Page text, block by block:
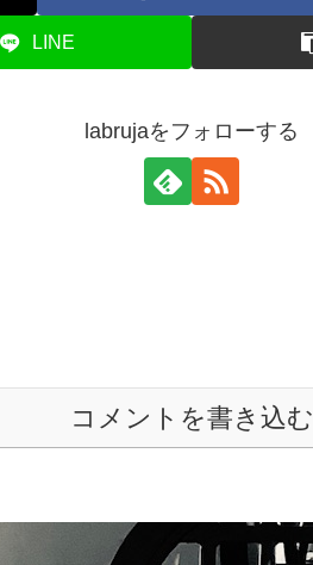
LINE
labrujaをフォローする
コメントを書き込む